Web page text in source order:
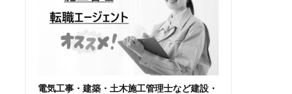
電気工事・建築・土木施工管理士など建設・